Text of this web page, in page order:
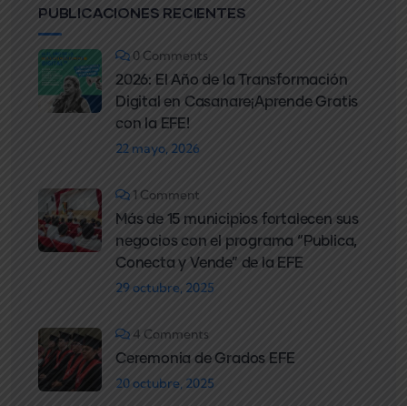
PUBLICACIONES RECIENTES
0 Comments
2026: El Año de la Transformación
Digital en Casanare¡Aprende Gratis
con la EFE!
22 mayo, 2026
1 Comment
Más de 15 municipios fortalecen sus
negocios con el programa “Publica,
Conecta y Vende” de la EFE
29 octubre, 2025
4 Comments
Ceremonia de Grados EFE
20 octubre, 2025